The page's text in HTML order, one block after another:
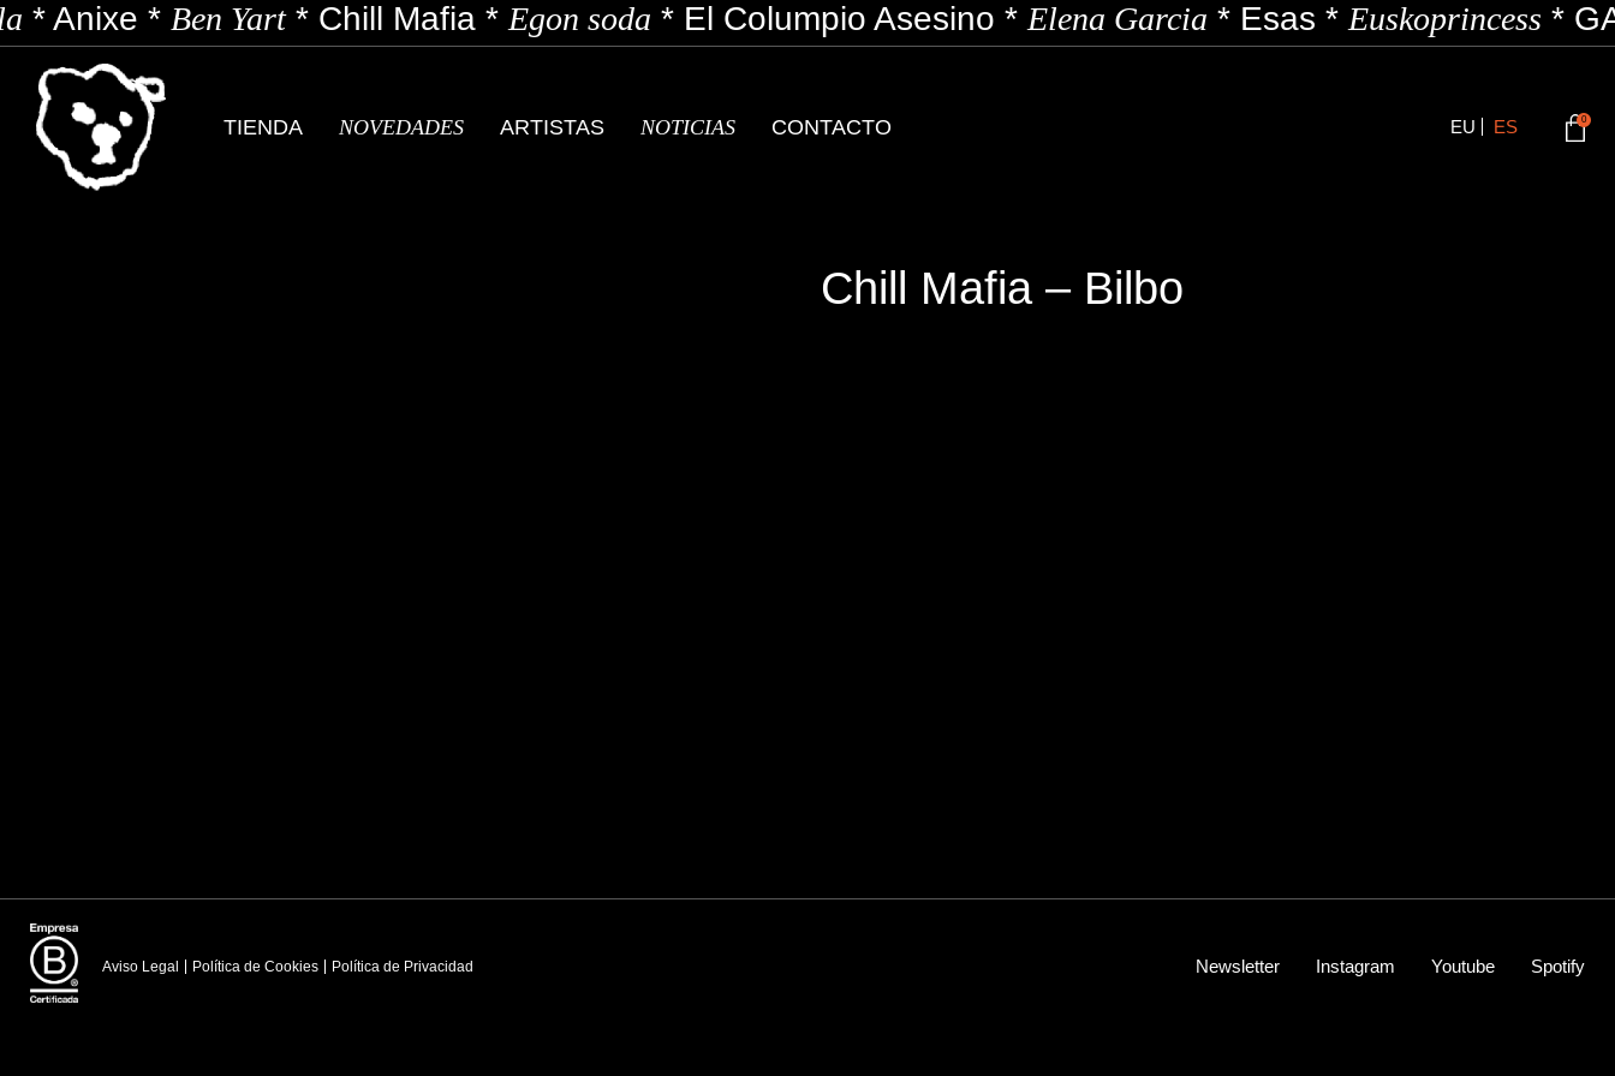
*Anixe*Ben Yart*Chill Mafia*Egon soda*El Columpio Asesino*Elena Garcia*Esas*Euskoprincess*
TIENDA NOVEDADES ARTISTAS NOTICIAS CONTACTO EU ES 0
Chill Mafia – Bilbo
Aviso Legal Política de Cookies Política de Privacidad Newsletter Instagram Youtube Spotify